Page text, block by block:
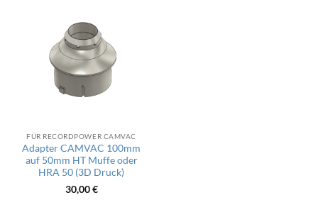
FÜR RECORDPOWER CAMVAC
Adapter CAMVAC 100mm
auf 50mm HT Muffe oder
HRA 50 (3D Druck)
30,00€